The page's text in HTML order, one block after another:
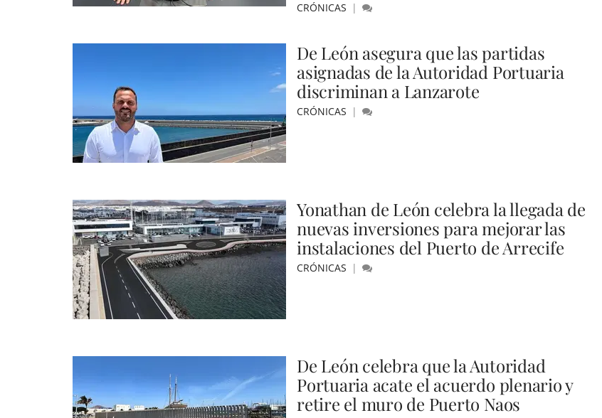
CRÓNICAS
De León asegura que las partidas
asignadas de la Autoridad Portuaria
discriminan a Lanzarote
CRÓNICAS
Yonathan de León celebra la llegada de
nuevas inversiones para mejorar las
instalaciones del Puerto de Arrecife
CRÓNICAS
De León celebra que la Autoridad
Portuaria acate el acuerdo plenario y
retire el muro de Puerto Naos